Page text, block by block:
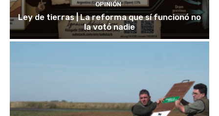
OPINIÓN
Ley de tierras | La reforma que sí funcionó no
la votó nadie